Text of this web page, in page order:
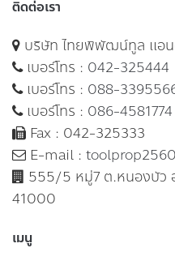
ติดต่อเรา
บริษัท ไทยพิพัฒน์ทูล แอน
เบอร์โทร : 042-325444
เบอร์โทร : 088-
เบอร์โทร : 086-4581774
Fax : 042-325333
E-mail :
555/5 หมู่7 ต.หนองบัว
41000
เมนู